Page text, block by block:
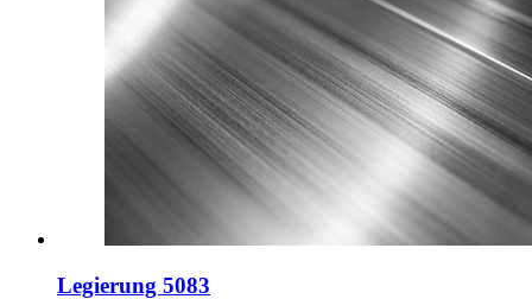
Legierung 5083